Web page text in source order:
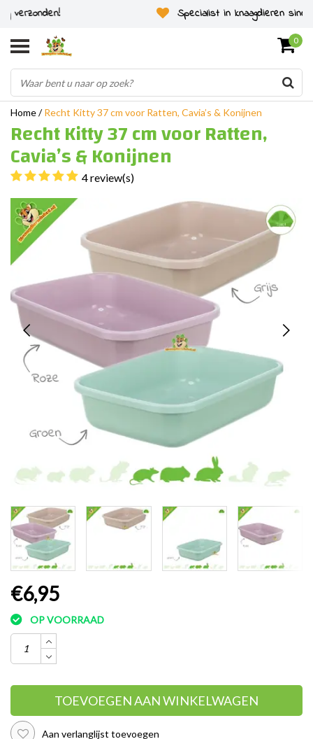
Specialist in knaagdieren sinds 2011
0
Home/Recht Kitty 37 cm voor Ratten, Cavia’s & Konijnen
Recht Kitty 37 cm voor Ratten,
Cavia’s & Konijnen
4 review(s)
€6,95
OP VOORRAAD
TOEVOEGEN AAN WINKELWAGEN
Aan verlanglijst toevoegen